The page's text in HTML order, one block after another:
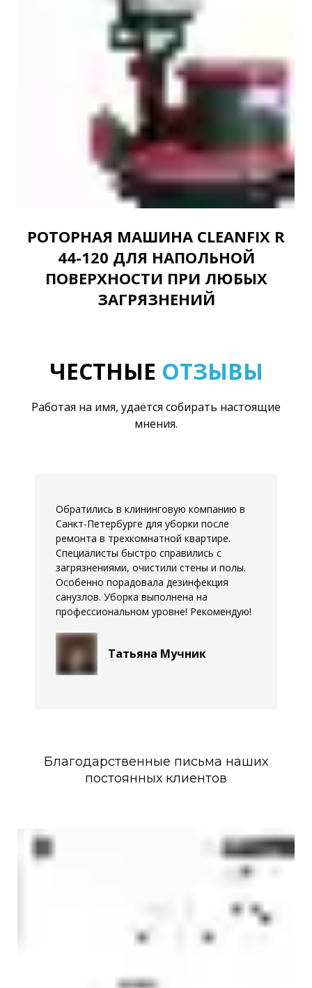
РОТОРНАЯ МАШИНА CLEANFIX R
44-120 ДЛЯ НАПОЛЬНОЙ
ПОВЕРХНОСТИ ПРИ ЛЮБЫХ
ЗАГРЯЗНЕНИЙ
ЧЕСТНЫЕ ОТЗЫВЫ
Работая на имя, удаётся собирать настоящие
мнения.
Обратились в клининговую компанию в
Санкт-Петербурге для уборки после
ремонта в трехкомнатной квартире.
Специалисты быстро справились с
загрязнениями, очистили стены и полы.
Особенно порадовала дезинфекция
санузлов. Уборка выполнена на
профессиональном уровне! Рекомендую!
Татьяна Мучник
Благодарственные письма наших
постоянных клиентов